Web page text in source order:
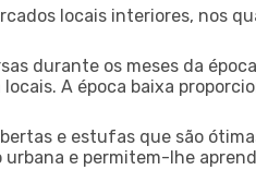
locais interiores, nos
durante os meses da
A época baixa
e estufas que são
e permitem-lhe